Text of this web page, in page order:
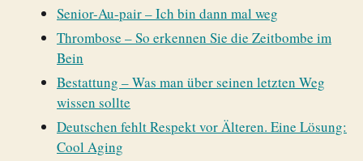
Senior-Au-pair – Ich bin dann mal weg
Thrombose – So erkennen Sie die Zeitbombe im
Bein
Bestattung – Was man über seinen letzten Weg
wissen sollte
Deutschen fehlt Respekt vor Älteren. Eine Lösung:
Cool Aging